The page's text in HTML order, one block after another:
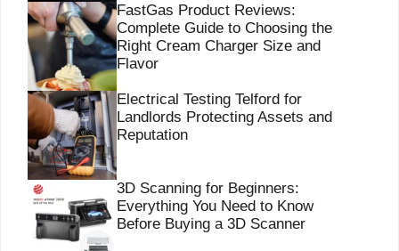
FastGas Product Reviews:
Complete Guide to Choosing the
Right Cream Charger Size and
Flavor
Electrical Testing Telford for
Landlords Protecting Assets and
Reputation
3D Scanning for Beginners:
Everything You Need to Know
Before Buying a 3D Scanner